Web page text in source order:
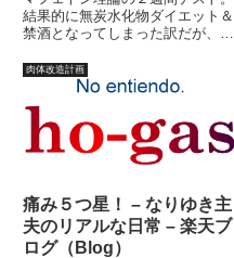
結果的に無炭水化物ダイエット＆
禁酒となってしまった訳だが、つ
い道程であった。果物食えない妻
は早くからリタイヤしてしまった
し。私も機嫌が悪くなり、一時期
は家庭崩壊の危機かと思った。
そ...
肉体改造計画
痛み５つ星！ – なりゆき主
夫のリアルな日常 – 楽天ブ
ログ（Blog）